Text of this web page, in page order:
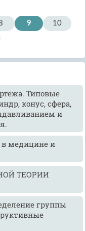
9
10
Типовые
конус, сфера,
и
медицине и
ТЕОРИИ
группы